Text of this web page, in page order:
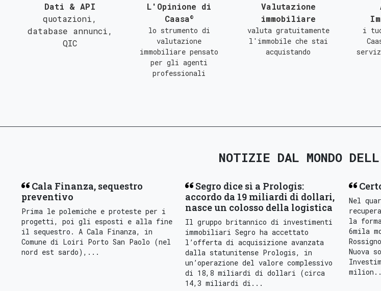
Dati & API
quotazioni,
database annunci,
QIC
L'Opinione di
Caasa©
lo strumento di
valutazione
immobiliare pensato
per gli agenti
professionali
Valutazione
immobiliare
valuta gratuitamente
l'immobile che stai
acquistando
i
NOTIZIE DAL MONDO
Cala Finanza, sequestro
preventivo
Prima le polemiche e proteste per i
progetti, poi gli esposti e alla fine
il sequestro. A Cala Finanza, in
Comune di Loiri Porto San Paolo (nel
nord est sardo),...
Segro dice sì a Prologis:
accordo da 19 miliardi di dollari,
nasce un colosso della logistica
Il gruppo britannico di investimenti
immobiliari Segro ha accettato
l’offerta di acquisizione avanzata
dalla statunitense Prologis, in
un’operazione del valore complessivo
di 18,8 miliardi di dollari (circa
14,3 miliardi di...
Nel
la
6mila
Nuova